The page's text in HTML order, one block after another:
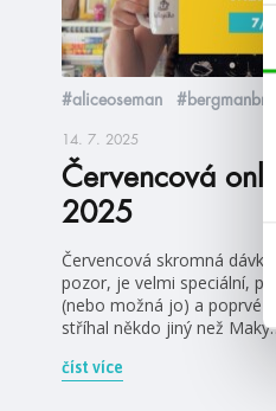
#aliceoseman
14. 7. 2025
Červencová
2025
Červencová skromná dávka
pozor, je velmi speciální,
(nebo možná jo) a poprvé
stříhal někdo jiný než
číst více